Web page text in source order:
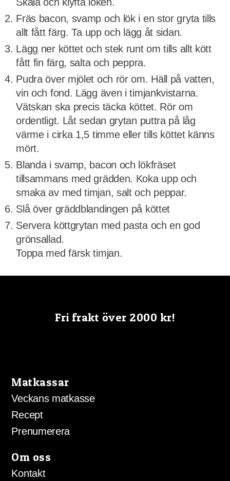
Fräs bacon, svamp och lök i en stor gryta tills
allt fått färg. Ta upp och lägg åt sidan.
Lägg ner köttet och stek runt om tills allt kött
fått fin färg, salta och peppra.
Pudra över mjölet och rör om. Häll på vatten,
vin och fond. Lägg även i timjankvistarna.
Vätskan ska precis täcka köttet. Rör om
ordentligt. Låt sedan grytan puttra på låg
värme i cirka 1,5 timme eller tills köttet känns
mört.
Blanda i svamp, bacon och lökfräset
tillsammans med grädden. Koka upp och
smaka av med timjan, salt och peppar.
Slå över gräddblandingen på köttet
Servera köttgrytan med pasta och en god
grönsallad.
Toppa med färsk timjan.
Fri frakt över 2000 kr!
Matkassar
Veckans matkasse
Recept
Prenumerera
Om oss
Kontakt